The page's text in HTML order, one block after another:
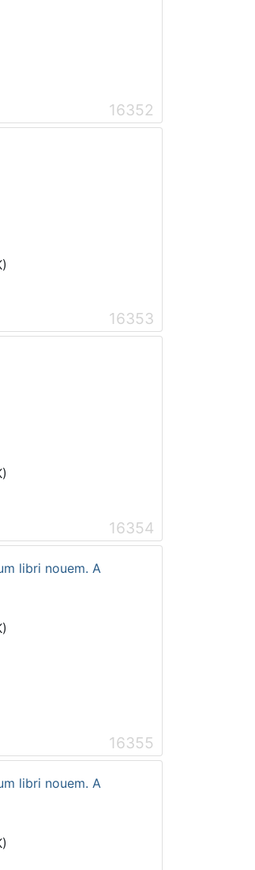
16352
16353
16354
libri nouem. A
16355
libri nouem. A